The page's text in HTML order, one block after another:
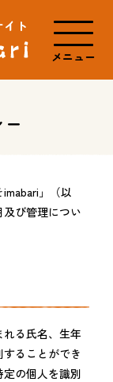
メニュー
」（以
び管理につい
る氏名、生年
ることができ
の個人を識別